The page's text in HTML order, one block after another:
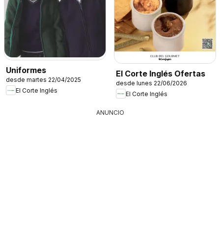
Uniformes
desde martes 22/04/2025
El Corte Inglés
El Corte Inglés Ofertas
desde lunes 22/06/2026
El Corte Inglés
ANUNCIO